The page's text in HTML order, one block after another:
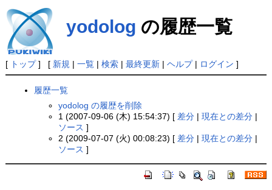
yodolog の履歴一覧
[ トップ] [ 新規 | 一覧| 検索| 最終更新| ヘルプ| ログイン ]
履歴一覧
yodolog の履歴を削除
1 (2007-09-06 (木) 15:54:37) [ 差分 |現在との差分 |
ソース ]
2 (2009-07-07 (火) 00:08:23) [ 差分 |現在との差分 |
ソース ]